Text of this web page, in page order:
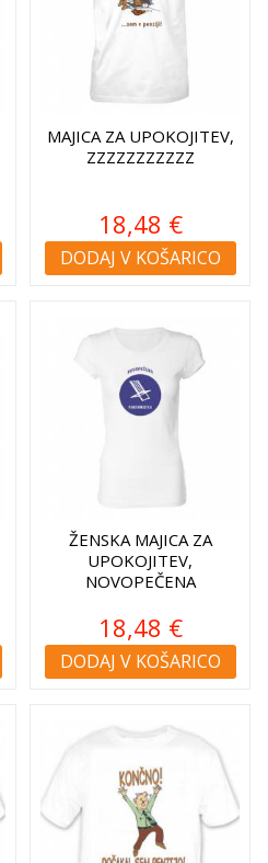
MAJICA ZA UPOKOJITEV,
ZZZZZZZZZZZ
18,48 €
DODAJ V KOŠARICO
ŽENSKA MAJICA ZA
UPOKOJITEV,
NOVOPEČENA
18,48 €
DODAJ V KOŠARICO